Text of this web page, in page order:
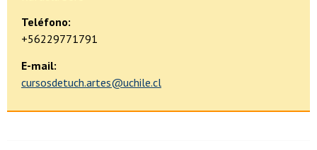
Teléfono:
+56229771791
E-mail:
cursosdetuch.artes@uchile.cl